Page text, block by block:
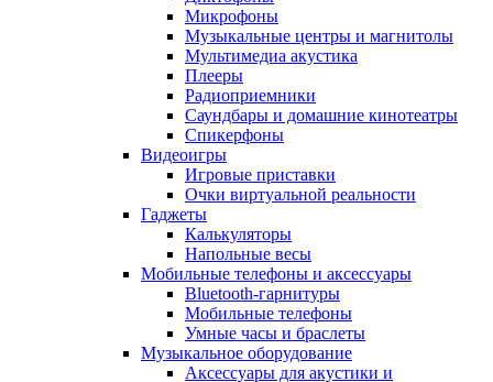
Микрофоны
Музыкальные центры и магнитолы
Мультимедиа акустика
Плееры
Радиоприемники
Саундбары и домашние кинотеатры
Спикерфоны
Видеоигры
Игровые приставки
Очки виртуальной реальности
Гаджеты
Калькуляторы
Напольные весы
Мобильные телефоны и аксессуары
Bluetooth-гарнитуры
Мобильные телефоны
Умные часы и браслеты
Музыкальное оборудование
Аксессуары для акустики и